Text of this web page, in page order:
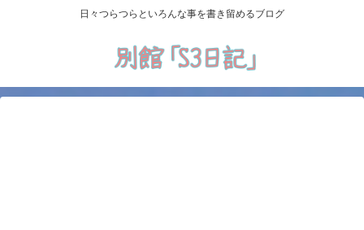
日々つらつらといろんな事を書き留めるブログ